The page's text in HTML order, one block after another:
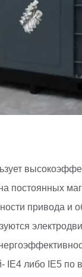
постоянных
привода и
IE4 либо IE5 по